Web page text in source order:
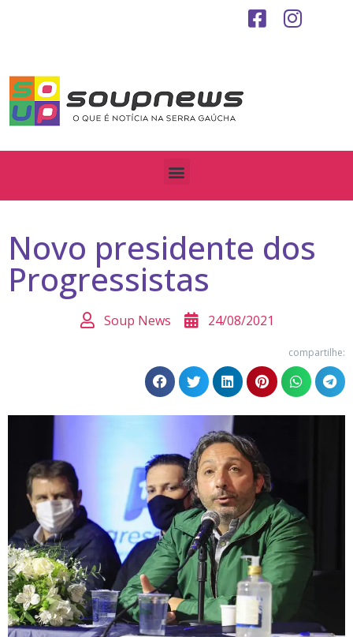
Novo presidente dos
Progressistas
Soup News 24/08/2021
compartilhe: